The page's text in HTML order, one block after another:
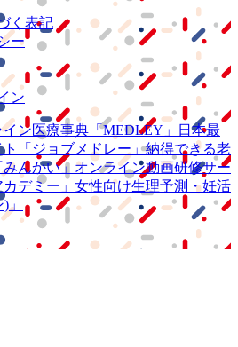
く表記
ー
ン
イン医療事典 「MEDLEY」
日本最
「ジョブメドレー」納得できる老
みんかい」 オンライン動画研修サー
カデミー」 女性向け生理予測・妊活
」